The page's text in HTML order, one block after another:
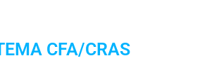
CFA/CRAS